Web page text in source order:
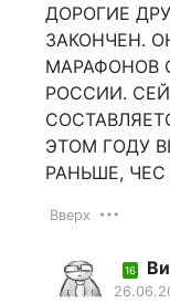
ДОРОГИЕ
ЗАКОНЧЕН.
МАРАФОНОВ
РОССИИ.
ЭТОМ ГОДУ
РАНЬШЕ, ЧЕС
Вверх
16